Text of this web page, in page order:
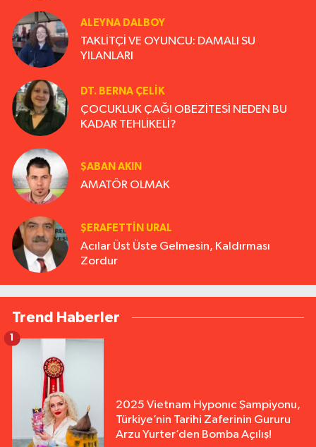
ALEYNA DALBOY
TAKLİTÇİ VE OYUNCU: DAMALI SU
YILANLARI
DT. BERNA ÇELIK
ÇOCUKLUK ÇAĞI OBEZİTESİ NEDEN BU
KADAR TEHLİKELİ?
ŞABAN AKIN
AMATÖR OLMAK
ŞERAFETTIN URAL
Acılar Üst Üste Gelmesin, Kaldırması
Zordur
Trend Haberler
2025 Vietnam Hyponıc Şampiyonu,
Türkiye’nin Tarihi Zaferinin Gururu
Arzu Yurter’den Bomba Açılış!
1